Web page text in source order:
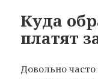
Куда
платят
Довольно